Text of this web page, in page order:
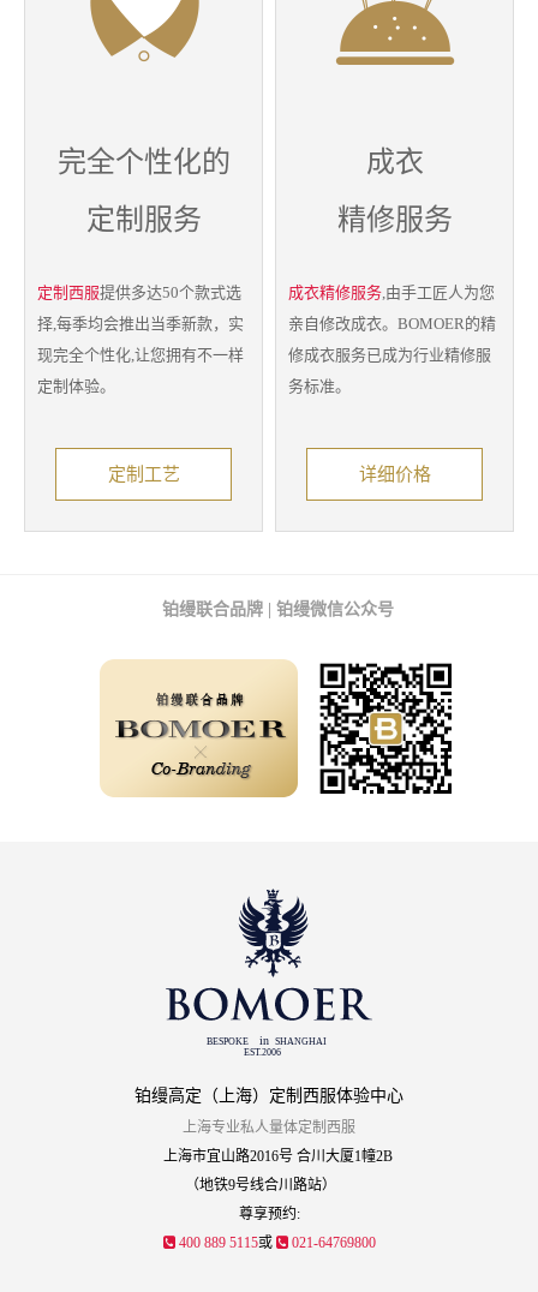
完全个性化的
定制服务
定制西服提供多达50个款式选
择,每季均会推出当季新款，实
现完全个性化,让您拥有不一样
定制体验。
定制工艺
成衣
精修服务
成衣精修服务,由手工匠人为您
亲自修改成衣。BOMOER的精
修成衣服务已成为行业精修服
务标准。
详细价格
铂缦联合品牌 | 铂缦微信公众号
铂缦高定（上海）定制西服体验中心
上海专业私人量体定制西服
上海市宜山路2016号 合川大厦1幢2B
（地铁9号线合川路站）
尊享预约:
400 889 5115或 021-64769800